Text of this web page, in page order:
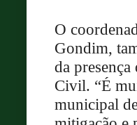
O
Gondim,
da
Civil. “É
municipal